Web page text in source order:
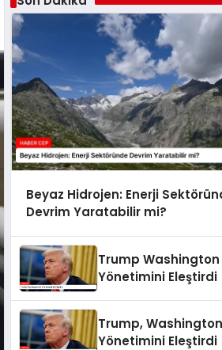
Beyaz Hidrojen: Enerji
Devrim Yaratabilir mi?
Trump Washington
Yönetimini Eleştirdi
Trump, Washington
Yönetimini Eleştirdi